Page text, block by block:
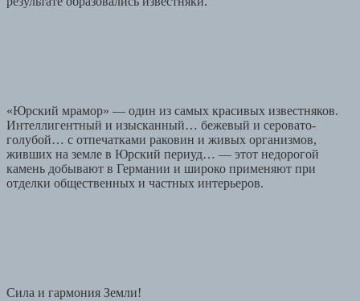
«Юрский мрамор» — один из самых красивых известняков.
Интеллигентный и изысканный… бежевый и серовато-
голубой… с отпечатками раковин и живых организмов,
живших на земле в Юрский периуд… — этот недорогой
камень добывают в Германии и широко применяют при
отделки общественных и частных интерьеров.
Сила и гармония Земли!